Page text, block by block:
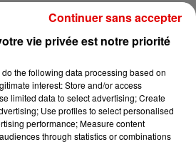
- Un réveil frais ce vendredi avant le
vie privée est notre priorité
do the following data processing based on
interest: Store and/or access
limited data to select advertising; Create
Use profiles to select personalised
performance; Measure content
through statistics or combinations
Continuer sans accepter